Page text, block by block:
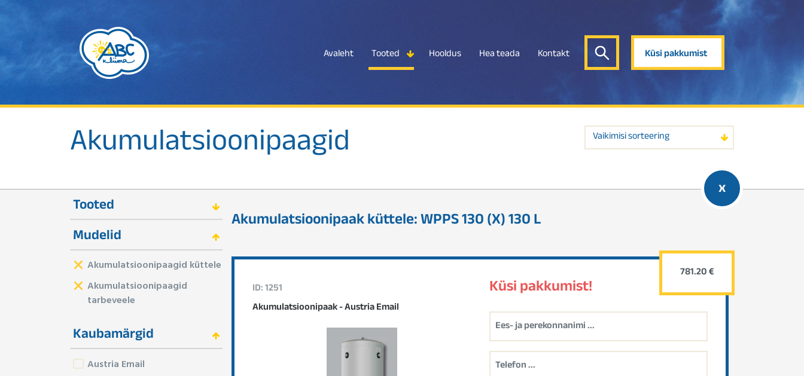
Avaleht Tooted Hooldus Hea teada Kontakt Küsi pakkumist
Akumulatsioonipaagid Vaikimisi sorteering
Tooted
Mudelid
Akumulatsioonipaagid küttele
Akumulatsioonipaagid
tarbeveele
Kaubamärgid
Austria Email
Akumulatsioonipaak küttele: WPPS 130 (X) 130 L
x
ID: 1251
Akumulatsioonipaak - Austria Email
Küsi pakkumist!
781.20 €